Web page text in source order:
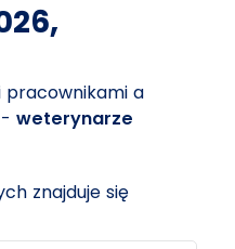
pracownikami a
weterynarze
znajduje się